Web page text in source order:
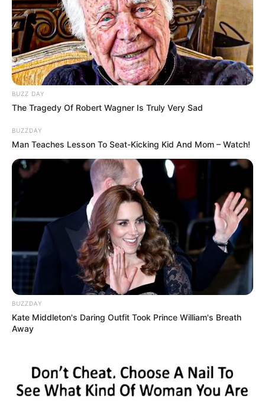
Ririn Ekawati
Ia kembali merajut rumah tangga denganRirin Ekawatipada 30
Januari 2021. Sebelumnya, ia melamar Ririn di Nihi, Sumba Barat
pada 22 Oktober 2020.
Kekayaan
Tidak diketahui pasti berapa total kekayaan Ibnu Jamil,
YouTuber.
YouTube
BUZZ DAY
The Tragedy Of Robert Wagner Is Truly Very Sad
BUZZDAY
Man Teaches Lesson To Seat-Kicking Kid And Mom – Watch!
BUZZDAY
Kate Middleton's Daring Outfit Took Prince William's Breath
Away